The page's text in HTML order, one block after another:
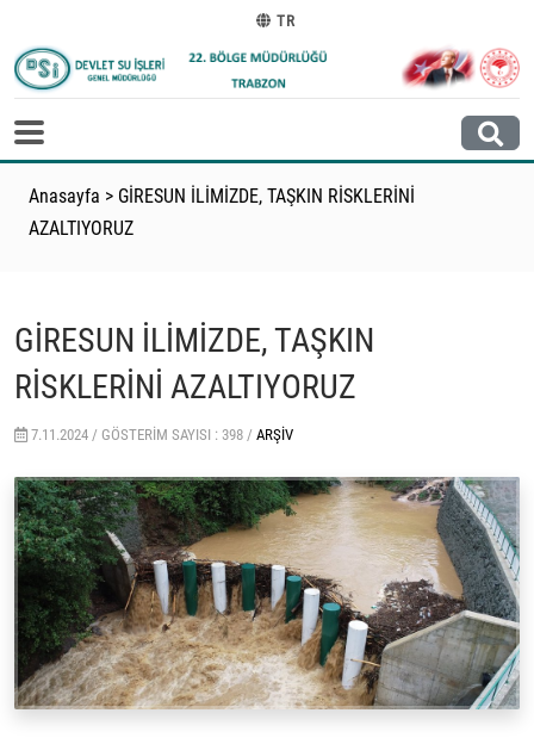
TR
Anasayfa > GİRESUN İLİMİZDE, TAŞKIN RİSKLERİNİ
AZALTIYORUZ
GİRESUN İLİMİZDE, TAŞKIN
RİSKLERİNİ AZALTIYORUZ
7.11.2024 / GÖSTERIM SAYISI : 398 / ARŞIV